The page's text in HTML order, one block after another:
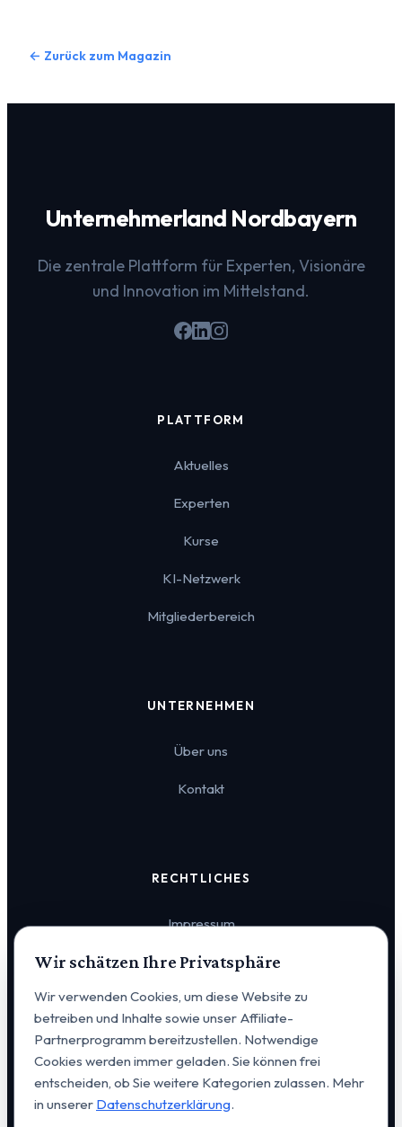
← Zurück zum Magazin
Unternehmerland Nordbayern
Die zentrale Plattform für Experten, Visionäre
und Innovation im Mittelstand.
PLATTFORM
Aktuelles
Experten
Kurse
KI-Netzwerk
Mitgliederbereich
UNTERNEHMEN
Über uns
Kontakt
RECHTLICHES
Impressum
Datenschutz
Cookie-Einstellungen
Wir schätzen Ihre Privatsphäre
Wir verwenden Cookies, um diese Website zu
betreiben und Inhalte sowie unser Affiliate-
Partnerprogramm bereitzustellen. Notwendige
Cookies werden immer geladen. Sie können frei
entscheiden, ob Sie weitere Kategorien zulassen. Mehr
in unserer Datenschutzerklärung.